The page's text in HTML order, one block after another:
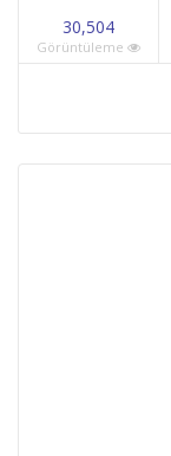
NOW
30,504
Görüntüleme